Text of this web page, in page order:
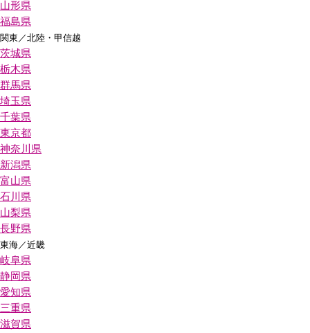
山形県
福島県
関東／北陸・甲信越
茨城県
栃木県
群馬県
埼玉県
千葉県
東京都
神奈川県
新潟県
富山県
石川県
山梨県
長野県
東海／近畿
岐阜県
静岡県
愛知県
三重県
滋賀県